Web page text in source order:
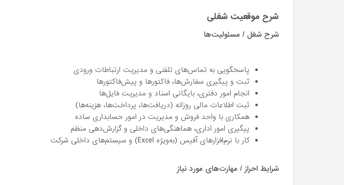
شرح موقعیت شغلی
شرح شغل / مسئولیت‌ها
پاسخگویی به تماس‌های تلفنی و مدیریت ارتباطات ورودی
ثبت و پیگیری سفارش‌ها، فاکتورها و پیش‌فاکتورها
انجام امور دفتری، بایگانی اسناد و مدیریت فایل‌ها
ثبت اطلاعات مالی روزانه (دریافت‌ها، پرداخت‌ها، هزینه‌ها)
همکاری با واحد فروش و مدیریت در امور حسابداری ساده
پیگیری امور اداری، هماهنگی‌های داخلی و گزارش‌دهی منظم
کار با نرم‌افزارهای آفیس (به‌ویژه Excel) و سیستم‌های داخلی شرکت
شرایط احراز / مهارت‌های مورد نیاز